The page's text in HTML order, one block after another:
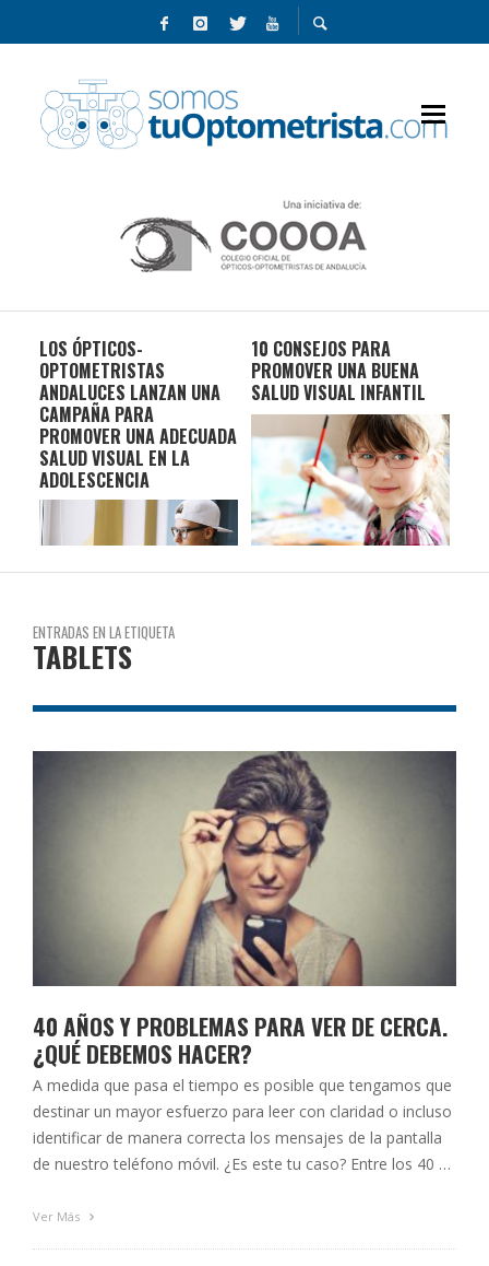
LOS ÓPTICOS-
OPTOMETRISTAS
ANDALUCES LANZAN UNA
CAMPAÑA PARA
PROMOVER UNA ADECUADA
SALUD VISUAL EN LA
ADOLESCENCIA
10 CONSEJOS PARA
PROMOVER UNA BUENA
SALUD VISUAL INFANTIL
ENTRADAS EN LA ETIQUETA
TABLETS
40 AÑOS Y PROBLEMAS PARA VER DE CERCA.
¿QUÉ DEBEMOS HACER?
A medida que pasa el tiempo es posible que tengamos que
destinar un mayor esfuerzo para leer con claridad o incluso
identificar de manera correcta los mensajes de la pantalla
de nuestro teléfono móvil. ¿Es este tu caso? Entre los 40 y
hace acto de presencia …
Ver Más